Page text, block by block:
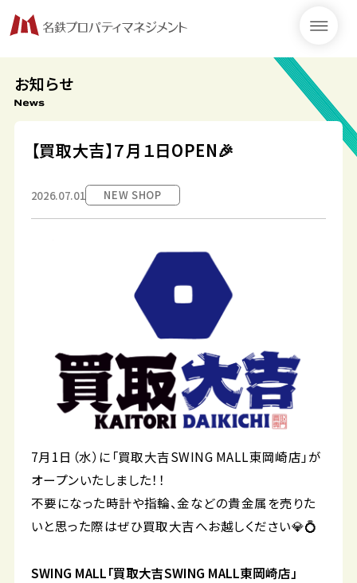
お知らせ
【買取大吉】７月１日OPEN🎉
2026.07.01 NEW SHOP
7月1日（水）に「買取大吉SWING MALL東岡崎店」が
オープンいたしました！！
不要になった時計や指輪、金などの貴金属を売りた
いと思った際はぜひ買取大吉へお越しください💎💍
SWING MALL「買取大吉SWING MALL東岡崎店」